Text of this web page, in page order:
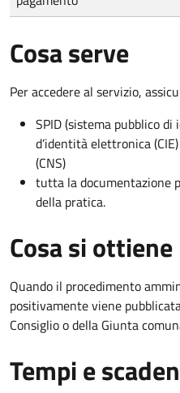
Cosa serve
Per accedere al servizio,
SPID (sistema pubblico
d’identità elettronica
(CNS)
tutta la documentazione
della pratica.
Cosa si ottiene
Quando il procedimento
positivamente viene
Consiglio o della Giunta
Tempi e